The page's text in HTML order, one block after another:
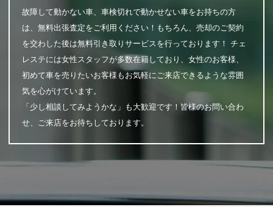
故障して動かない車、車検切れで動かせない車をお持ちの方
は、無料出張査定をご利用ください！もちろん、売却のご契約
を交わした後は無料引き取りサービスを行っております！ チェ
レステには女性スタッフが多数在籍しており、女性のお客様、
初めて車を売りたいお客様もお気軽にご来店できるような雰囲
気を心がけています。
「少し相談してみようかな」も大歓迎です！皆様のお問い合わ
せ、ご来店をお待ちしております。